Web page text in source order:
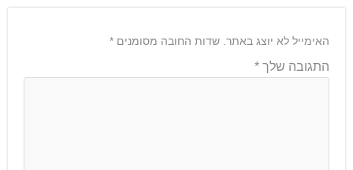
האימייל לא יוצג באתר. שדות החובה מסומנים *
התגובה שלך *